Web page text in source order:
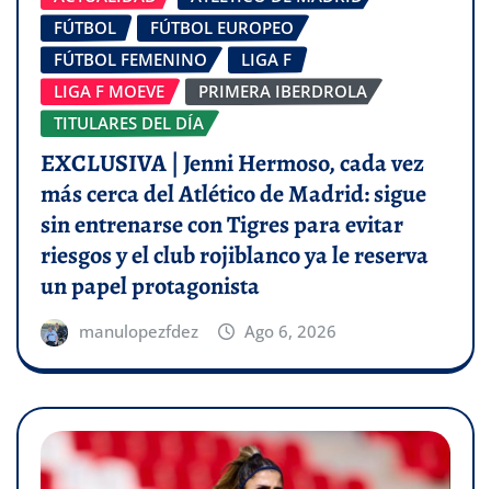
FÚTBOL
FÚTBOL EUROPEO
FÚTBOL FEMENINO
LIGA F
LIGA F MOEVE
PRIMERA IBERDROLA
TITULARES DEL DÍA
EXCLUSIVA | Jenni Hermoso, cada vez
más cerca del Atlético de Madrid: sigue
sin entrenarse con Tigres para evitar
riesgos y el club rojiblanco ya le reserva
un papel protagonista
manulopezfdez Ago 6, 2026